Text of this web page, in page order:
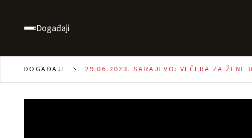
Događaji
DOGAĐAJI 29.06.2023. SARAJEVO: VEČERA ZA ŽENE